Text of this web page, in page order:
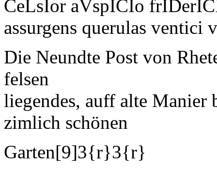
CeLsIor aVspICIo
assurgens querulas ventici
Die Neundte Post von
felsen
liegendes, auff alte Manier
zimlich schönen
Garten[9]3{r}3{r}